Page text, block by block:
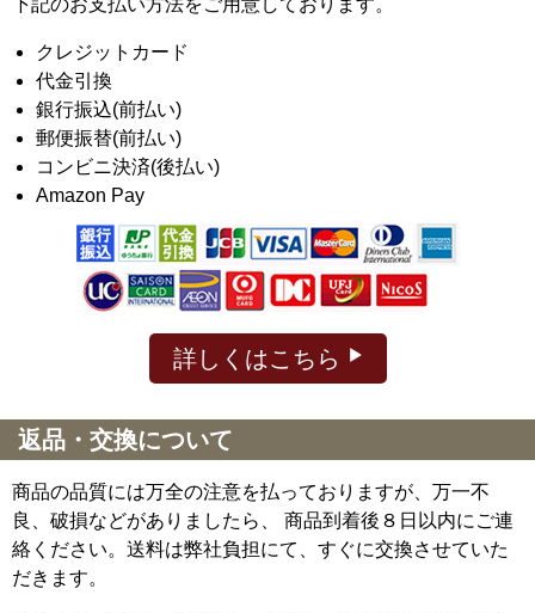
下記のお支払い方法をご用意しております。
クレジットカード
代金引換
銀行振込(前払い)
郵便振替(前払い)
コンビニ決済(後払い)
Amazon Pay
詳しくはこちら
返品・交換について
商品の品質には万全の注意を払っておりますが、万一不
良、破損などがありましたら、 商品到着後８日以内にご連
絡ください。送料は弊社負担にて、すぐに交換させていた
だきます。